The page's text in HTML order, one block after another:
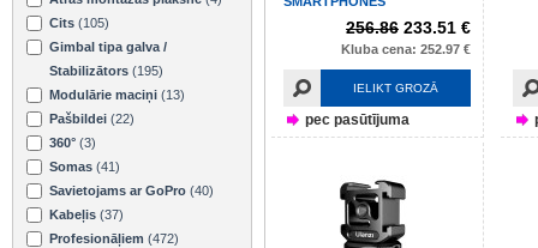
Cits (105)
Gimbal tipa galva /
Stabilizātors (195)
Modulārie maciņi (13)
Pašbildei (22)
360° (3)
Somas (41)
Savietojams ar GoPro (40)
Kabeļis (37)
Profesionāļiem (472)
256.86 233.51 €
Kluba cena: 252.97 €
IELIKT GROZĀ
pec pasūtījuma